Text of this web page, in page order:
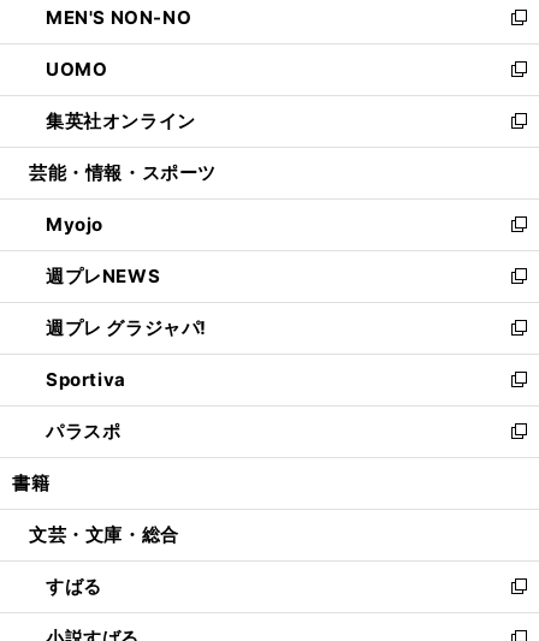
く
で
開
く
ド
ウ
で
開
く
ィ
ン
ド
ウ
で
開
い
ウ
ィ
ン
ド
ウ
開
く
MEN'S NON-NO
新
し
い
ウ
ィ
ン
ウ
で
開
く
UOMO
新
し
い
ウ
ン
ド
ウ
で
開
く
集英社オンライン
新
し
ウ
ィ
ン
ド
ウ
で
開
く
芸能・情報・スポーツ
Myojo
新
し
い
ウ
ィ
ン
ド
ウ
で
開
週プレNEWS
新
し
い
ウ
ィ
ン
ド
ウ
開
週プレ グラジャパ!
新
し
い
ウ
ィ
ン
ウ
開
く
Sportiva
新
し
い
ウ
ン
ウ
で
開
パラスポ
新
し
ウ
ン
ド
ウ
書籍
文芸・文庫・総合
すばる
新
し